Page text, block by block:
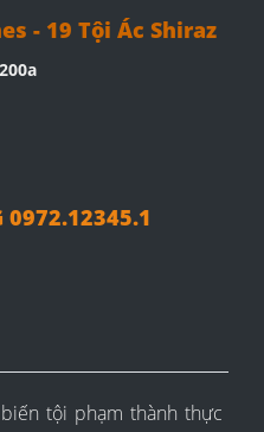
- 19 Tội Ác Shiraz
0972.12345.1
tội phạm thành thực